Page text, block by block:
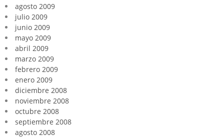
agosto 2009
julio 2009
junio 2009
mayo 2009
abril 2009
marzo 2009
febrero 2009
enero 2009
diciembre 2008
noviembre 2008
octubre 2008
septiembre 2008
agosto 2008